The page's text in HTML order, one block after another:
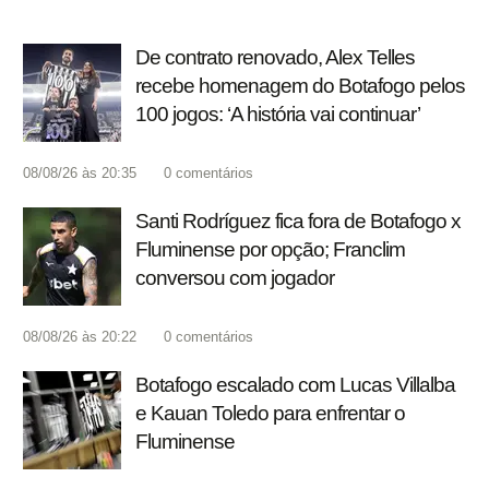
De contrato renovado, Alex Telles
recebe homenagem do Botafogo pelos
100 jogos: ‘A história vai continuar’
08/08/26 às 20:35 0 comentários
Santi Rodríguez fica fora de Botafogo x
Fluminense por opção; Franclim
conversou com jogador
08/08/26 às 20:22 0 comentários
Botafogo escalado com Lucas Villalba
e Kauan Toledo para enfrentar o
Fluminense